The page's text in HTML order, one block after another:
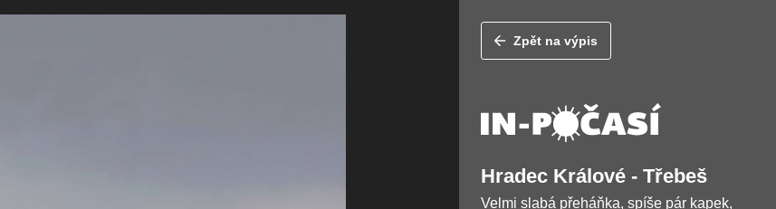
Zpět na výpis
Hradec Králové - Třebeš
Velmi slabá přeháňka, spíše pár kapek,